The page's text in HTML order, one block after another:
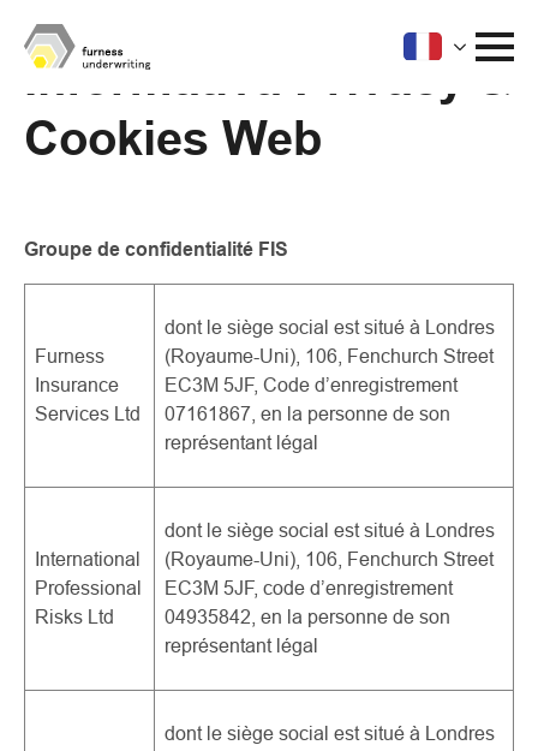
Informativa Privacy &
Cookies Web
Groupe de confidentialité FIS
Furness
Insurance
Services Ltd
dont le siège social est situé à Londres
(Royaume-Uni), 106, Fenchurch Street
EC3M 5JF, Code d’enregistrement
07161867, en la personne de son
représentant légal
International
Professional
Risks Ltd
dont le siège social est situé à Londres
(Royaume-Uni), 106, Fenchurch Street
EC3M 5JF, code d’enregistrement
04935842, en la personne de son
représentant légal
dont le siège social est situé à Londres